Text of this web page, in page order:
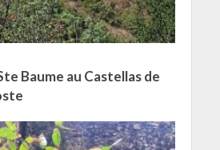
Baume au Castellas de